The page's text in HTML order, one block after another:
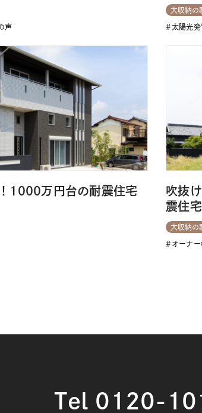
声
大収納の
太陽光発
1000万円台の耐震住宅
吹抜
震住宅
大収納の
オーナー
Tel 0120-